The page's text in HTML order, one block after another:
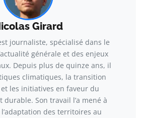
Girard
journaliste, spécialisé dans le
générale et des enjeux
Depuis plus de quinze ans, il
climatiques, la transition
les initiatives en faveur du
durable. Son travail l’a mené à
des territoires au